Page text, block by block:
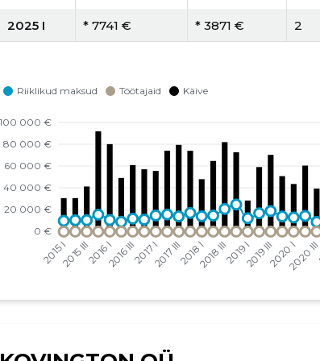
2025 I * 7741 € * 3871 € 2
2024 III * 22 772 € * 11 386 €
2024 II
2024 I * 5353 € * 2677 €
2023 IV * 17 151 €
2023 III * 39 134 € * 13 045 € 3
2023 II * 49 760 € * 16 587 € 3
2023 I * 37 253 € * 12 418 € 3